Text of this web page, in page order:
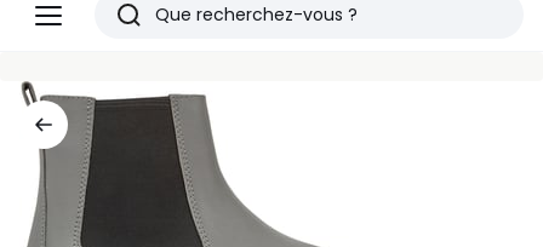
Menu
Redoute
Rechercher
articles
vus